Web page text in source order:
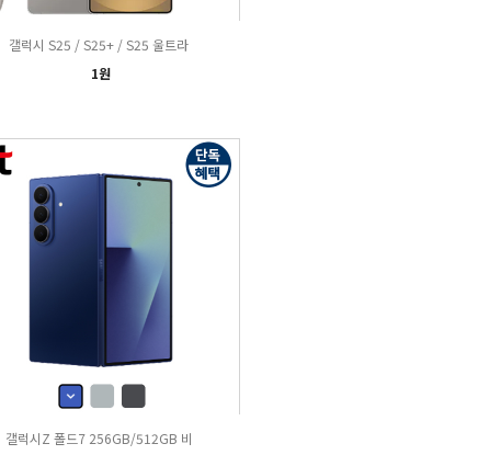
갤럭시 S25 / S25+ / S25 울트라
1원
갤럭시Z 폴드7 256GB/512GB 비